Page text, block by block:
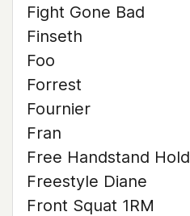
Fight Gone Bad
Finseth
Foo
Forrest
Fournier
Fran
Free Handstand Hold
Freestyle Diane
Front Squat 1RM